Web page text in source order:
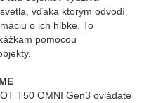
vďaka ktorým odvodí
o ich hĺbke. To
pomocou
T50 OMNI Gen3 ovládate